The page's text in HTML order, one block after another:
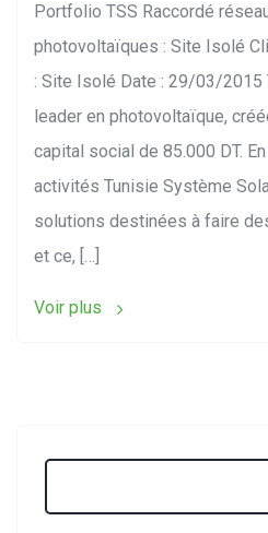
Portfolio TSS Raccordé
photovoltaïques : Site Isolé
: Site Isolé Date : 29/03/2015
leader en photovoltaïque,
capital social de 85.000 DT.
activités Tunisie Système
solutions destinées à faire
et ce, […]
Voir plus